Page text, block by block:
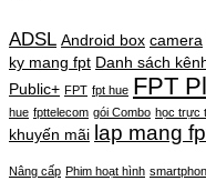
ADSL Android box camera
ky mang fpt Danh sách
Public+ FPT fpt hue FPT
hue fpttelecom gói Combo học trực
khuyến mãi lap mang
Nâng cấp Phim hoạt hình